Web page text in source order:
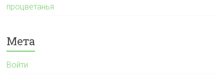
процветанья
Мета
Войти